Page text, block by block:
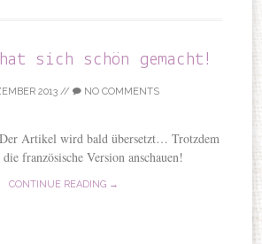
sich schön gemacht!
2013 // NO COMMENTS
Artikel wird bald übersetzt… Trotzdem
französische Version anschauen!
CONTINUE READING →